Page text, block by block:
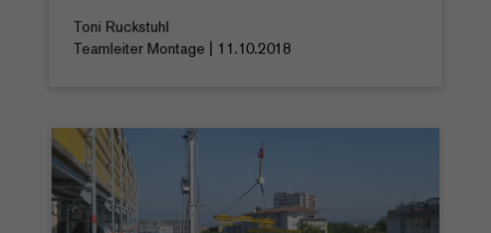
Toni Ruckstuhl
Teamleiter Montage | 11.10.2018